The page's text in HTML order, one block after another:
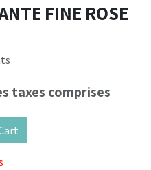
FINE ROSE
taxes comprises